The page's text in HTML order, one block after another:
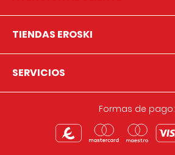
TIENDAS EROSKI
SERVICIOS
Formas de pago: